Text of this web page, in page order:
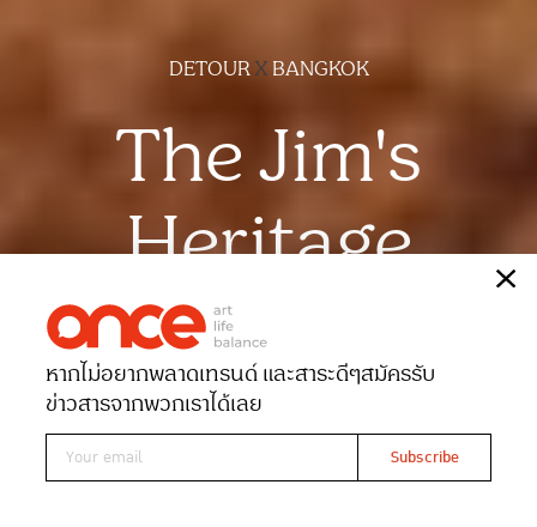
DETOURXBANGKOK
The Jim's
Heritage
เรื่อง
ภาพมาหยารัศมี
Date 21-10-2022Views 4255
หากไม่อยากพลาดเทรนด์ และสาระดีๆสมัครรับ
ข่าวสารจากพวกเราได้เลย